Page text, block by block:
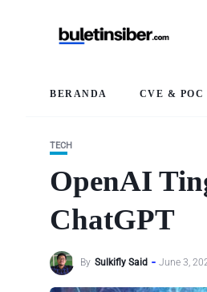
BERANDA CVE & POC
TECH
OpenAI
ChatGPT
By Sulkifly Said June 3,